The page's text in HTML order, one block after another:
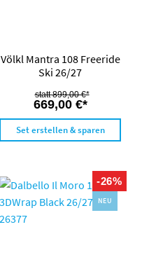
Völkl Mantra 108 Freeride
Ski 26/27
669,00 €*
899,00 €*
Set erstellen & sparen
-26%
NEU